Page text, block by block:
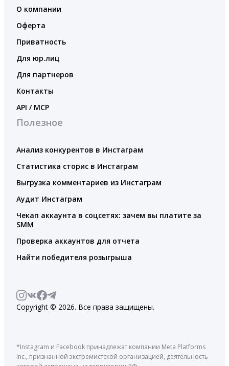
О компании
Оферта
Приватность
Для юр.лиц
Для партнеров
Контакты
API / MCP
Полезное
Анализ конкурентов в Инстаграм
Статистика сторис в Инстаграм
Выгрузка комментариев из Инстаграм
Аудит Инстаграм
Чекап аккаунта в соцсетях: зачем вы платите за
SMM
Проверка аккаунтов для отчета
Найти победителя розыгрыша
Copyright © 2026. Все права защищены.
*Instagram и Facebook принадлежат компании Meta Platforms
Inc., признанной экстремистской организацией, деятельность